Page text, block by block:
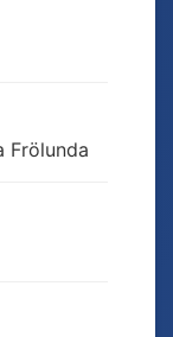
Frölunda